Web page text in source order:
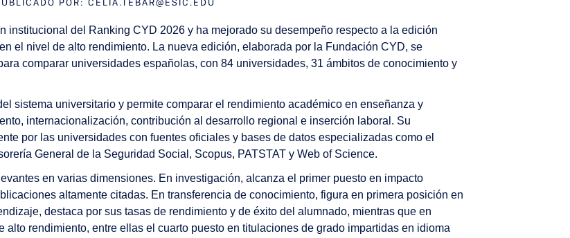
POR: CELIA.TEBAR@ESIC.EDU
institucional del Ranking CYD 2026 y ha mejorado su desempeño respecto a la edición
el nivel de alto rendimiento. La nueva edición, elaborada por la Fundación CYD, se
comparar universidades españolas, con 84 universidades, 31 ámbitos de conocimiento y
sistema universitario y permite comparar el rendimiento académico en enseñanza y
internacionalización, contribución al desarrollo regional e inserción laboral. Su
por las universidades con fuentes oficiales y bases de datos especializadas como el
General de la Seguridad Social, Scopus, PATSTAT y Web of Science.
en varias dimensiones. En investigación, alcanza el primer puesto en impacto
altamente citadas. En transferencia de conocimiento, figura en primera posición en
destaca por sus tasas de rendimiento y de éxito del alumnado, mientras que en
rendimiento, entre ellas el cuarto puesto en titulaciones de grado impartidas en idioma